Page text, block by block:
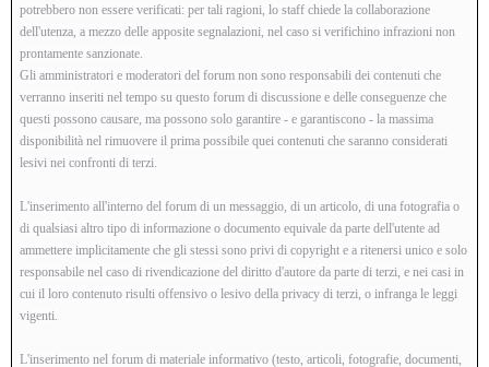
potrebbero non essere verificati: per tali ragioni, lo staff chiede la collaborazione
dell'utenza, a mezzo delle apposite segnalazioni, nel caso si verifichino infrazioni non
prontamente sanzionate.
Gli amministratori e moderatori del forum non sono responsabili dei contenuti che
verranno inseriti nel tempo su questo forum di discussione e delle conseguenze che
questi possono causare, ma possono solo garantire - e garantiscono - la massima
disponibilità nel rimuovere il prima possibile quei contenuti che saranno considerati
lesivi nei confronti di terzi.
L'inserimento all'interno del forum di un messaggio, di un articolo, di una fotografia o
di qualsiasi altro tipo di informazione o documento equivale da parte dell'utente ad
ammettere implicitamente che gli stessi sono privi di copyright e a ritenersi unico e solo
responsabile nel caso di rivendicazione del diritto d'autore da parte di terzi, e nei casi in
cui il loro contenuto risulti offensivo o lesivo della privacy di terzi, o infranga le leggi
vigenti.
L'inserimento nel forum di materiale informativo (testo, articoli, fotografie, documenti,